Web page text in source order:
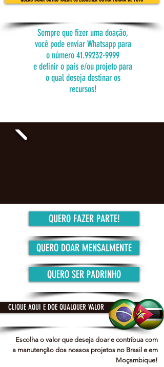
Sempre que fizer uma doação,
você pode enviar Whatsapp para
o número41.99232-9999
e definir o país e/ou projeto para
o qual deseja destinar os
recursos!
QUERO FAZER PARTE!
QUERO DOAR MENSALMENTE
QUERO SER PADRINHO
Escolha o valor que deseja doar e contribua com
a manutenção dos nossos projetos no Brasil e em
Moçambique!
CLIQUE AQUI E DOE QUALQUER VALOR